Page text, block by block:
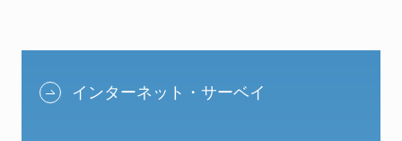
インターネット・サーベイ